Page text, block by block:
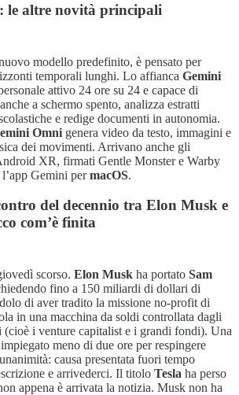
le altre novità principali
modello predefinito, è pensato per
temporali lunghi. Lo affianca Gemini
attivo 24 ore su 24 e capace di
a schermo spento, analizza estratti
e redige documenti in autonomia.
Omni genera video da testo, immagini e
dei movimenti. Arrivano anche gli
XR, firmati Gentle Monster e Warby
Gemini permacOS.
del decennio tra Elon Musk e
com’è finita
scorso. Elon Musk ha portato Sam
fino a 150 miliardi di dollari di
di aver tradito la missione no-profit di
in una macchina da soldi controllata dagli
i venture capitalist e i grandi fondi). Una
meno di due ore per respingere
causa presentata fuori tempo
e arrivederci. Il titolo Tesla ha perso
appena è arrivata la notizia. Musk non ha